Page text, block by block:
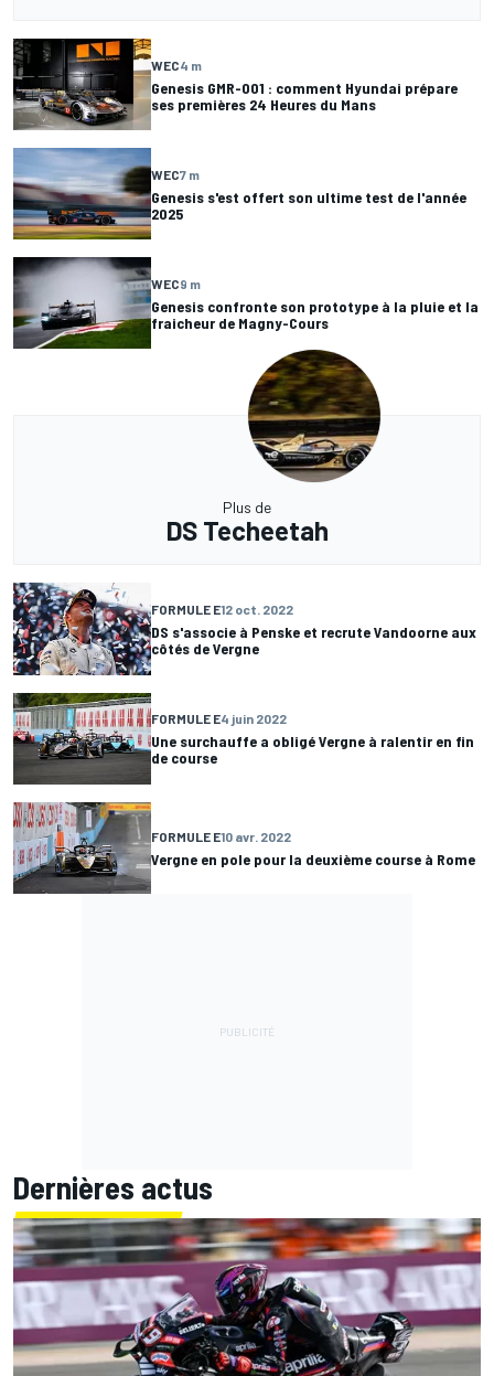
WEC4 m
Genesis GMR-001 : comment Hyundai prépare
ses premières 24 Heures du Mans
WEC7 m
Genesis s'est offert son ultime test de l'année
2025
WEC9 m
Genesis confronte son prototype à la pluie et la
fraicheur de Magny-Cours
Plus de
DS Techeetah
FORMULE E12 oct. 2022
DS s'associe à Penske et recrute Vandoorne aux
côtés de Vergne
FORMULE E4 juin 2022
Une surchauffe a obligé Vergne à ralentir en fin
de course
FORMULE E10 avr. 2022
Vergne en pole pour la deuxième course à Rome
Dernières actus